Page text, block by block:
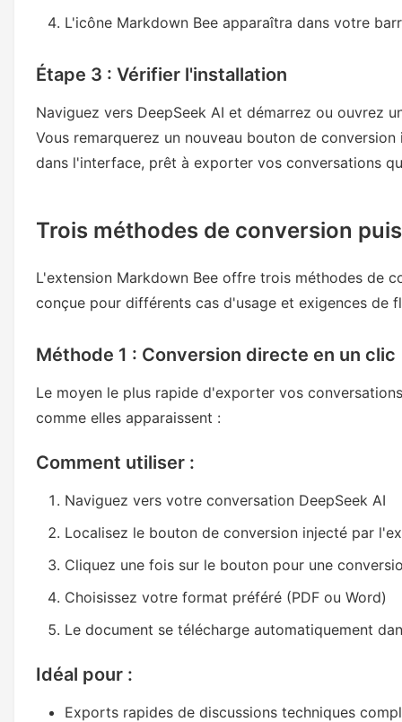
L'icône Markdown Bee apparaîtra dans votre
Étape 3 : Vérifier l'installation
Naviguez vers DeepSeek AI et démarrez ou ouvrez
Vous remarquerez un nouveau bouton de
dans l'interface, prêt à exporter vos conversations
Trois méthodes de conversion
L'extension Markdown Bee offre trois méthodes de
conçue pour différents cas d'usage et exigences de
Méthode 1 : Conversion directe en un clic
Le moyen le plus rapide d'exporter vos
comme elles apparaissent :
Comment utiliser :
Naviguez vers votre conversation DeepSeek AI
Localisez le bouton de conversion injecté par
Cliquez une fois sur le bouton pour une
Choisissez votre format préféré (PDF ou Word)
Le document se télécharge automatiquement
Idéal pour :
Exports rapides de discussions techniques